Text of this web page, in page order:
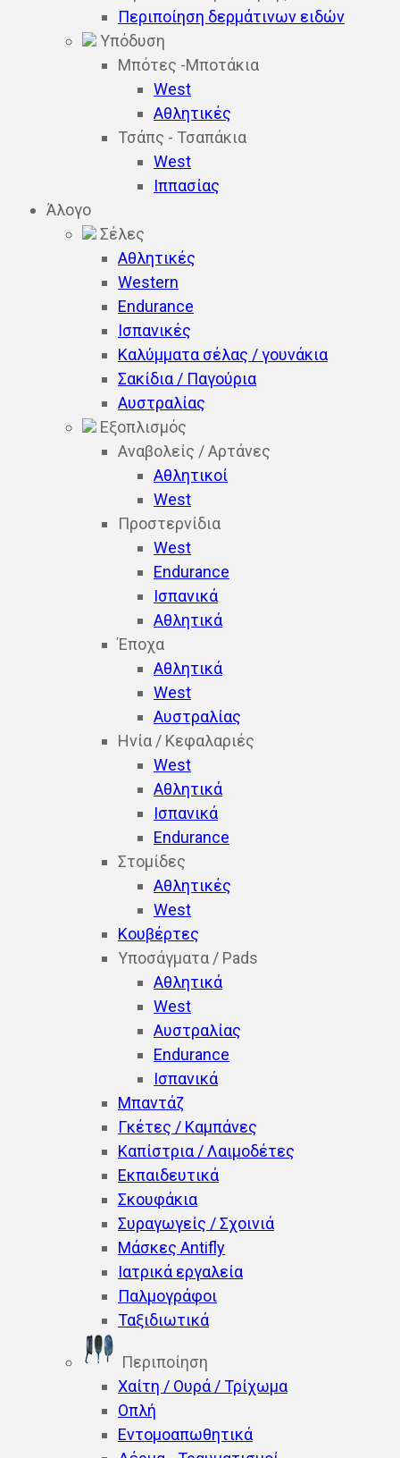
Περιποίηση δερμάτινων ειδών
Υπόδυση
Μπότες -Μποτάκια
West
Αθλητικές
Τσάπς - Τσαπάκια
West
Ιππασίας
Άλογο
Σέλες
Αθλητικές
Western
Endurance
Ισπανικές
Καλύμματα σέλας / γουνάκια
Σακίδια / Παγούρια
Αυστραλίας
Εξοπλισμός
Αναβολείς / Αρτάνες
Αθλητικοί
West
Προστερνίδια
West
Endurance
Ισπανικά
Αθλητικά
Έποχα
Αθλητικά
West
Αυστραλίας
Ηνία / Κεφαλαριές
West
Aθλητικά
Ισπανικά
Endurance
Στομίδες
Αθλητικές
West
Κουβέρτες
Υποσάγματα / Pads
Αθλητικά
West
Aυστραλίας
Endurance
Ισπανικά
Μπαντάζ
Γκέτες / Καμπάνες
Καπίστρια / Λαιμοδέτες
Εκπαιδευτικά
Σκουφάκια
Συραγωγείς / Σχοινιά
Μάσκες Antifly
Ιατρικά εργαλεία
Παλμογράφοι
Ταξιδιωτικά
Περιποίηση
Χαίτη / Ουρά / Τρίχωμα
Οπλή
Εντομοαπωθητικά